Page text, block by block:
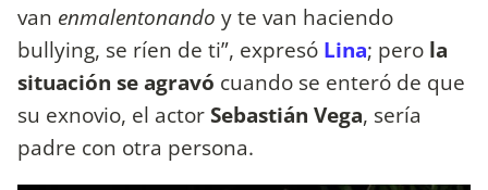
van enmalentonando y te van haciendo
bullying, se ríen de ti”, expresó Lina; pero la
situación se agravó cuando se enteró de que
su exnovio, el actorSebastián Vega, sería
padre con otra persona.